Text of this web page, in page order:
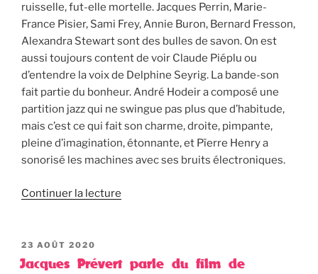
ruisselle, fut-elle mortelle. Jacques Perrin, Marie-
France Pisier, Sami Frey, Annie Buron, Bernard Fresson,
Alexandra Stewart sont des bulles de savon. On est
aussi toujours content de voir Claude Piéplu ou
d’entendre la voix de Delphine Seyrig. La bande-son
fait partie du bonheur. André Hodeir a composé une
partition jazz qui ne swingue pas plus que d’habitude,
mais c’est ce qui fait son charme, droite, pimpante,
pleine d’imagination, étonnante, et Pïerre Henry a
sonorisé les machines avec ses bruits électroniques.
Continuer la lecture
PUBLIÉ
LE
23 AOÛT 2020
Jacques Prévert parle du film de